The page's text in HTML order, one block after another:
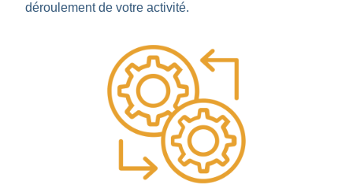
déroulement de votre activité.